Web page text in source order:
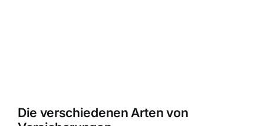
Die verschiedenen Arten von